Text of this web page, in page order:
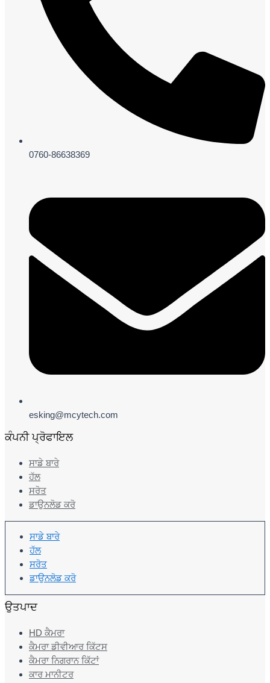
0760-86638369
esking@mcytech.com
ਕੰਪਨੀ ਪ੍ਰੋਫਾਇਲ
ਸਾਡੇ ਬਾਰੇ
ਹੱਲ
ਸਰੋਤ
ਡਾਉਨਲੋਡ ਕਰੋ
ਸਾਡੇ ਬਾਰੇ
ਹੱਲ
ਸਰੋਤ
ਡਾਉਨਲੋਡ ਕਰੋ
ਉਤਪਾਦ
HD ਕੈਮਰਾ
ਕੈਮਰਾ ਡੀਵੀਆਰ ਕਿੱਟਸ
ਕੈਮਰਾ ਨਿਗਰਾਨ ਕਿੱਟਾਂ
ਕਾਰ ਮਾਨੀਟਰ